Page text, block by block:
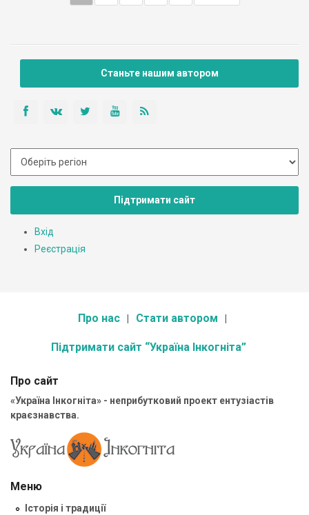
Станьте нашим автором
Підтримати сайт
Вхід
Реєстрація
Про нас Стати автором
Підтримати сайт “Україна Інкогніта”
Про сайт
«Україна Інкогніта» - неприбутковий проект ентузіастів
краєзнавства.
Меню
Історія і традиції